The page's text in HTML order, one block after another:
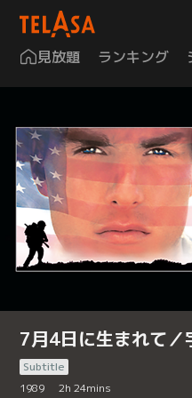
見放題 ランキング
7月4日に生まれて／
Subtitle
1989
2h 24mins